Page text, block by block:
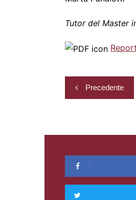
Tutor del Master
articoli
Precedente